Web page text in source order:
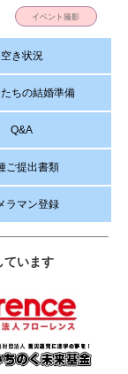
イベント撮影
空き状況
ちの結婚準備
Q&A
ご提出書類
ラマン登録
ています